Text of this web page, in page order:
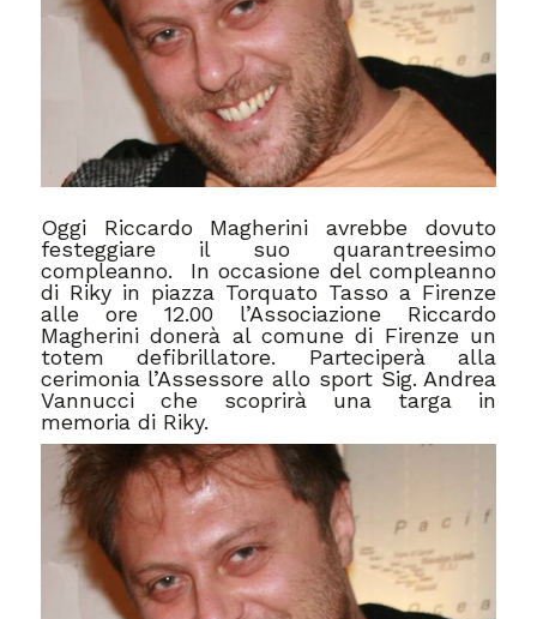
Oggi Riccardo Magherini avrebbe dovuto
festeggiare il suo quarantreesimo
compleanno. In occasione del compleanno
di Riky in piazza Torquato Tasso a Firenze
alle ore 12.00 l’Associazione Riccardo
Magherini donerà al comune di Firenze un
totem defibrillatore. Parteciperà alla
cerimonia l’Assessore allo sport Sig. Andrea
Vannucci che scoprirà una targa in
memoria di Riky.